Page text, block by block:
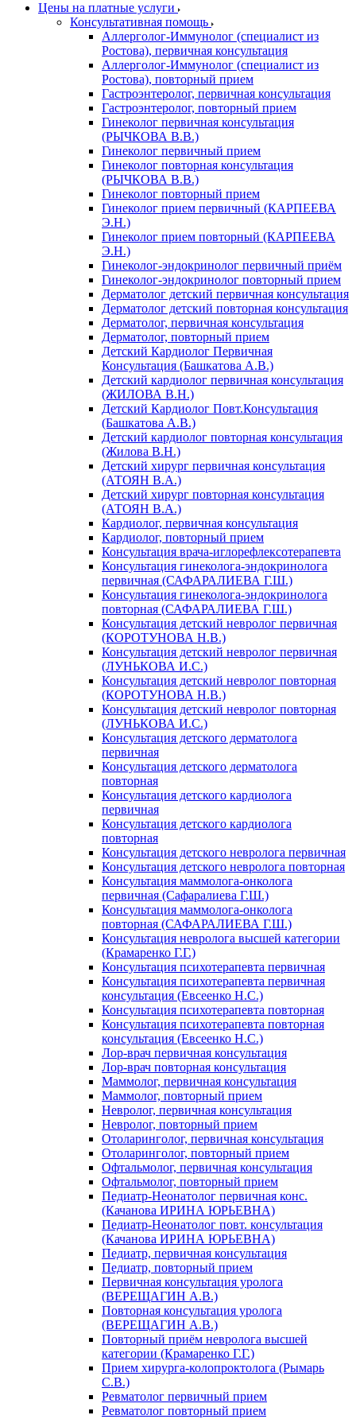
Цены на платные услуги
Консультативная помощь
Аллерголог-Иммунолог (специалист из
Ростова), первичная консультация
Аллерголог-Иммунолог (специалист из
Ростова), повторный прием
Гастроэнтеролог, первичная консультация
Гастроэнтеролог, повторный прием
Гинеколог первичная консультация
(РЫЧКОВА В.В.)
Гинеколог первичный прием
Гинеколог повторная консультация
(РЫЧКОВА В.В.)
Гинеколог повторный прием
Гинеколог прием первичный (КАРПЕЕВА
Э.Н.)
Гинеколог прием повторный (КАРПЕЕВА
Э.Н.)
Гинеколог-эндокринолог первичный приём
Гинеколог-эндокринолог повторный прием
Дерматолог детский первичная консультация
Дерматолог детский повторная консультация
Дерматолог, первичная консультация
Дерматолог, повторный прием
Детский Кардиолог Первичная
Консультация (Башкатова А.В.)
Детский кардиолог первичная консультация
(ЖИЛОВА В.Н.)
Детский Кардиолог Повт.Консультация
(Башкатова А.В.)
Детский кардиолог повторная консультация
(Жилова В.Н.)
Детский хирург первичная консультация
(АТОЯН В.А.)
Детский хирург повторная консультация
(АТОЯН В.А.)
Кардиолог, первичная консультация
Кардиолог, повторный прием
Консультация врача-иглорефлексотерапевта
Консультация гинеколога-эндокринолога
первичная (САФАРАЛИЕВА Г.Ш.)
Консультация гинеколога-эндокринолога
повторная (САФАРАЛИЕВА Г.Ш.)
Консультация детский невролог первичная
(КОРОТУНОВА Н.В.)
Консультация детский невролог первичная
(ЛУНЬКОВА И.С.)
Консультация детский невролог повторная
(КОРОТУНОВА Н.В.)
Консультация детский невролог повторная
(ЛУНЬКОВА И.С.)
Консультация детского дерматолога
первичная
Консультация детского дерматолога
повторная
Консультация детского кардиолога
первичная
Консультация детского кардиолога
повторная
Консультация детского невролога первичная
Консультация детского невролога повторная
Консультация маммолога-онколога
первичная (Сафаралиева Г.Ш.)
Консультация маммолога-онколога
повторная (САФАРАЛИЕВА Г.Ш.)
Консультация невролога высшей категории
(Крамаренко Г.Г.)
Консультация психотерапевта первичная
Консультация психотерапевта первичная
консультация (Евсеенко Н.С.)
Консультация психотерапевта повторная
Консультация психотерапевта повторная
консультация (Евсеенко Н.С.)
Лор-врач первичная консультация
Лор-врач повторная консультация
Маммолог, первичная консультация
Маммолог, повторный прием
Невролог, первичная консультация
Невролог, повторный прием
Отоларинголог, первичная консультация
Отоларинголог, повторный прием
Офтальмолог, первичная консультация
Офтальмолог, повторный прием
Педиатр-Неонатолог первичная конс.
(Качанова ИРИНА ЮРЬЕВНА)
Педиатр-Неонатолог повт. консультация
(Качанова ИРИНА ЮРЬЕВНА)
Педиатр, первичная консультация
Педиатр, повторный прием
Первичная консультация уролога
(ВЕРЕЩАГИН А.В.)
Повторная консультация уролога
(ВЕРЕЩАГИН А.В.)
Повторный приём невролога высшей
категории (Крамаренко Г.Г.)
Прием хирурга-колопроктолога (Рымарь
С.В.)
Ревматолог первичный прием
Ревматолог повторный прием